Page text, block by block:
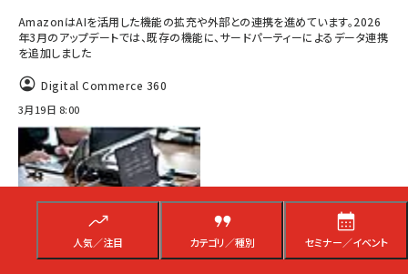
人気／注目 カテゴリ／種別 セミナー／イベント
AmazonはAIを活用した機能の拡充や外部との連携を進めています。2026
年3月のアップデートでは、既存の機能に、サードパーティーによるデータ連携
を追加しました
Digital Commerce 360
3月19日 8:00